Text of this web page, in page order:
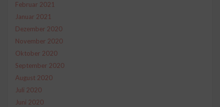
Februar 2021
Januar 2021
Dezember 2020
November 2020
Oktober 2020
September 2020
August 2020
Juli 2020
Juni 2020